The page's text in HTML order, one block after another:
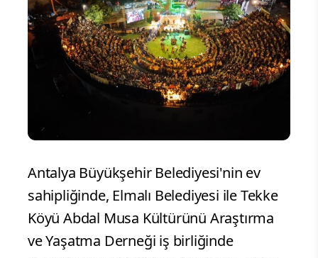
Antalya Büyükşehir Belediyesi'nin ev
sahipliğinde, Elmalı Belediyesi ile Tekke
Köyü Abdal Musa Kültürünü Araştırma
ve Yaşatma Derneği iş birliğinde